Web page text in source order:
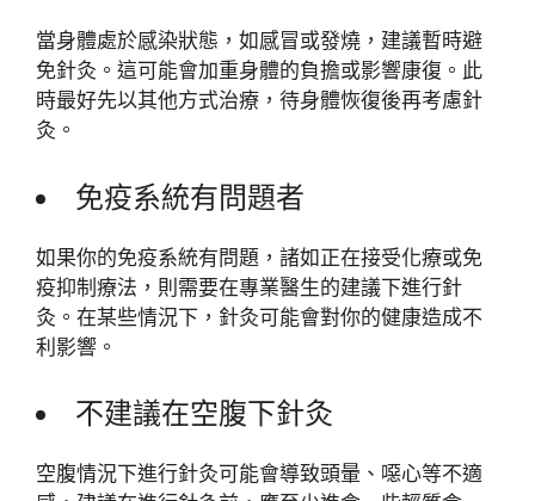
當身體處於感染狀態，如感冒或發燒，建議暫時避
免針灸。這可能會加重身體的負擔或影響康復。此
時最好先以其他方式治療，待身體恢復後再考慮針
灸。
免疫系統有問題者
如果你的免疫系統有問題，諸如正在接受化療或免
疫抑制療法，則需要在專業醫生的建議下進行針
灸。在某些情況下，針灸可能會對你的健康造成不
利影響。
不建議在空腹下針灸
空腹情況下進行針灸可能會導致頭暈、噁心等不適